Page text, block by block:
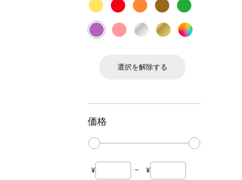
選択を解除する
価格
¥ ~ ¥